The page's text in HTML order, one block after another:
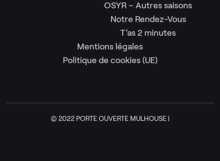
OSYR – Autres saisons
Notre Rendez-Vous
T’as 2 minutes
Mentions légales
Politique de cookies (UE)
© 2022 PORTE OUVERTE MULHOUSE |